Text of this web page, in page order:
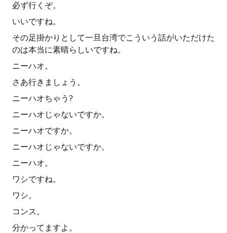
必ず行くぞ。
いいですね。
その足掛かりとして一旦台湾でこういう話がいただけた
のは本当に素晴らしいですね。
ニーハオ。
さあ行きましょう。
ニーハオちゃう?
ニーハオじゃないですか。
ニーハオですか。
ニーハオじゃないですか。
ニーハオ。
ワシですね。
ワシ。
コンス。
分かってますよ。